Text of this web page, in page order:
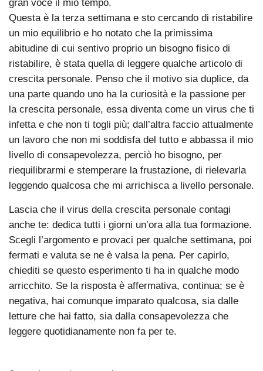
gran voce il mio tempo.
Questa è la terza settimana e sto cercando di ristabilire
un mio equilibrio e ho notato che la primissima
abitudine di cui sentivo proprio un bisogno fisico di
ristabilire, è stata quella di leggere qualche articolo di
crescita personale. Penso che il motivo sia duplice, da
una parte quando uno ha la curiosità e la passione per
la crescita personale, essa diventa come un virus che ti
infetta e che non ti togli più; dall’altra faccio attualmente
un lavoro che non mi soddisfa del tutto e abbassa il mio
livello di consapevolezza, perciò ho bisogno, per
riequilibrarmi e stemperare la frustazione, di rielevarla
leggendo qualcosa che mi arrichisca a livello personale.
Lascia che il virus della crescita personale contagi
anche te: dedica tutti i giorni un’ora alla tua formazione.
Scegli l’argomento e provaci per qualche settimana, poi
fermati e valuta se ne è valsa la pena. Per capirlo,
chiediti se questo esperimento ti ha in qualche modo
arricchito. Se la risposta è affermativa, continua; se è
negativa, hai comunque imparato qualcosa, sia dalle
letture che hai fatto, sia dalla consapevolezza che
leggere quotidianamente non fa per te.